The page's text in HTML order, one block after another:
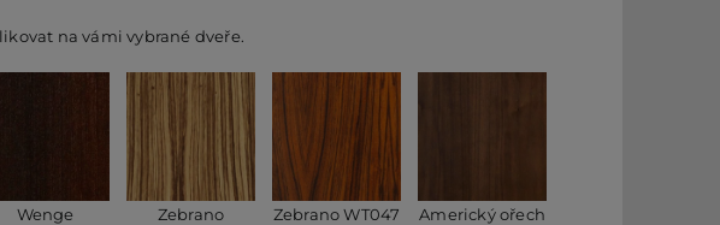
na vámi vybrané dveře.
Wenge Zebrano Zebrano WT047 Americký ořech